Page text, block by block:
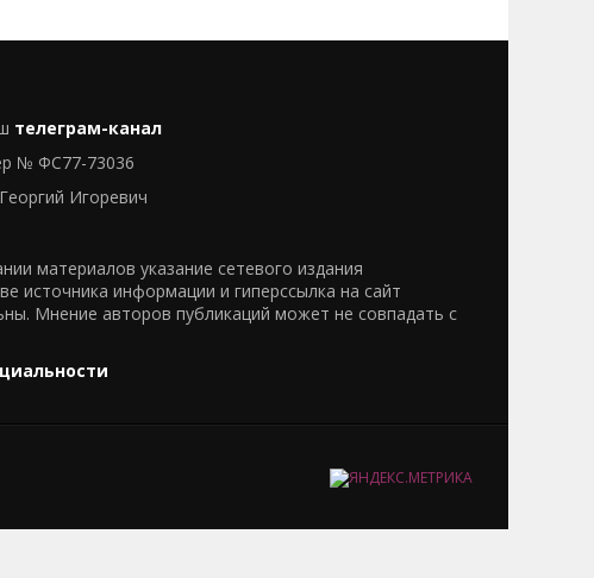
телеграм-канал
№ ФС77-73036
Игоревич
материалов указание сетевого издания
источника информации и гиперссылка на сайт
Мнение авторов публикаций может не совпадать с